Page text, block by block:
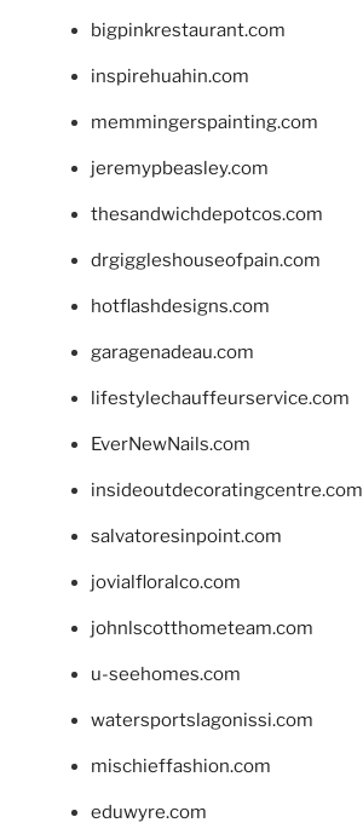
bigpinkrestaurant.com
inspirehuahin.com
memmingerspainting.com
jeremypbeasley.com
thesandwichdepotcos.com
drgiggleshouseofpain.com
hotflashdesigns.com
garagenadeau.com
lifestylechauffeurservice.com
EverNewNails.com
insideoutdecoratingcentre.com
salvatoresinpoint.com
jovialfloralco.com
johnlscotthometeam.com
u-seehomes.com
watersportslagonissi.com
mischieffashion.com
eduwyre.com